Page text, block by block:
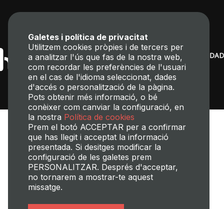
TransparènciaPerfil del contractantMapa web
Política de cookies
Galetes i política de privacitat
Utilitzem cookies pròpies i de tercers per
a analitzar l'ús que fas de la nostra web,
com recordar les preferències de l'usuari
en el cas de l'idioma seleccionat, dades
d'accés o personalització de la pàgina.
Pots obtenir més informació, o bé
conèixer com canviar la configuració, en
la nostra Política de cookies
Prem el botó ACCEPTAR per a confirmar
que has llegit i acceptat la informació
presentada. Si desitges modificar la
configuració de les galetes prem
PERSONALITZAR. Després d'acceptar,
no tornarem a mostrar-te aquest
missatge.